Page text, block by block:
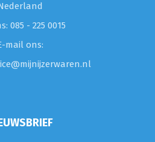
085 - 225 0015
mail ons: